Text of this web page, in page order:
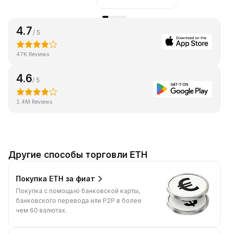
4.7/ 5
47K Reviews
4.6/ 5
1.4M Reviews
Другие способы торговли ETH
Покупка ETH за фиат
Покупка с помощью банковской карты,
банковского перевода или P2P в более
чем 60 валютах.